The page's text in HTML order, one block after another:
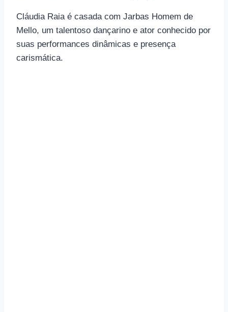
Cláudia Raia é casada com Jarbas Homem de
Mello, um talentoso dançarino e ator conhecido por
suas performances dinâmicas e presença
carismática.